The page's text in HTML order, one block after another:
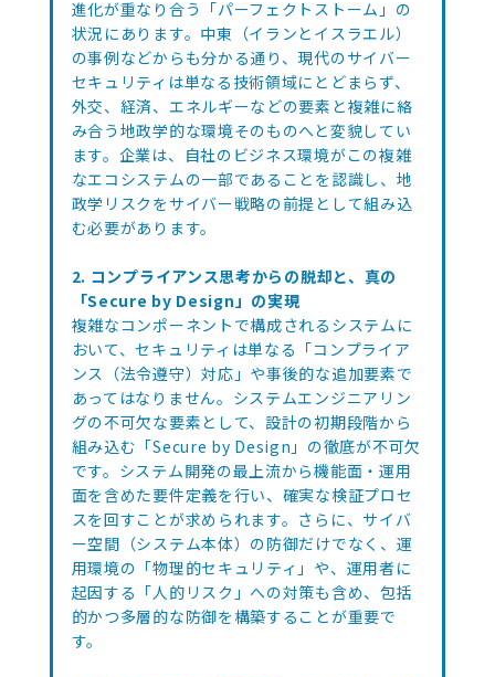
進化が重なり合う「パーフェクトストーム」の
状況にあります。中東（イランとイスラエル）
の事例などからも分かる通り、現代のサイバー
セキュリティは単なる技術領域にとどまらず、
外交、経済、エネルギーなどの要素と複雑に絡
み合う地政学的な環境そのものへと変貌してい
ます。企業は、自社のビジネス環境がこの複雑
なエコシステムの一部であることを認識し、地
政学リスクをサイバー戦略の前提として組み込
む必要があります。
2. コンプライアンス思考からの脱却と、真の
「Secure by Design」の実現
複雑なコンポーネントで構成されるシステムに
おいて、セキュリティは単なる「コンプライア
ンス（法令遵守）対応」や事後的な追加要素で
あってはなりません。システムエンジニアリン
グの不可欠な要素として、設計の初期段階から
組み込む「Secure by Design」の徹底が不可欠
です。システム開発の最上流から機能面・運用
面を含めた要件定義を行い、確実な検証プロセ
スを回すことが求められます。さらに、サイバ
ー空間（システム本体）の防御だけでなく、運
用環境の「物理的セキュリティ」や、運用者に
起因する「人的リスク」への対策も含め、包括
的かつ多層的な防御を構築することが重要で
す。